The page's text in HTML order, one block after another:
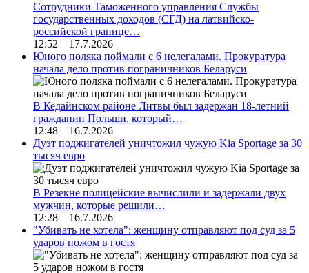
Сотрудники Таможенного управления Службы
государственных доходов (СГД) на латвийско-
российской границе…
12:52 17.7.2026
Юного поляка поймали с 6 нелегалами. Прокуратура
начала дело против пограничников Беларуси
В Кедайнском районе Литвы был задержан 18-летний
гражданин Польши, который…
12:48 16.7.2026
Дуэт поджигателей уничтожил чужую Kia Sportage за 30
тысяч евро
В Резекне полицейские вычислили и задержали двух
мужчин, которые решили…
12:28 16.7.2026
"Убивать не хотела": женщину отправляют под суд за 5
ударов ножом в гостя